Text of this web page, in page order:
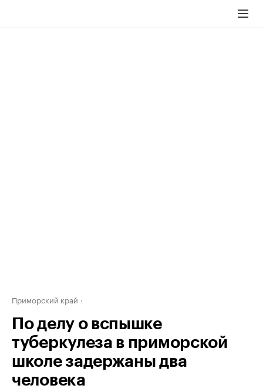
Приморский край
По делу о вспышке
туберкулеза в приморской
школе задержаны два
человека